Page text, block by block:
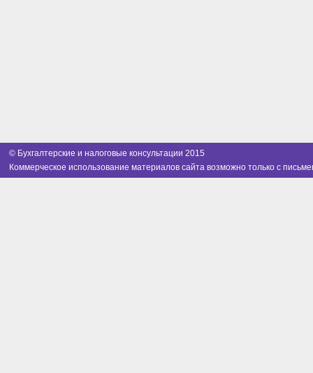
© Бухгалтерские и налоговые консультации 2015
Коммерческое использование материалов сайта возможно только с